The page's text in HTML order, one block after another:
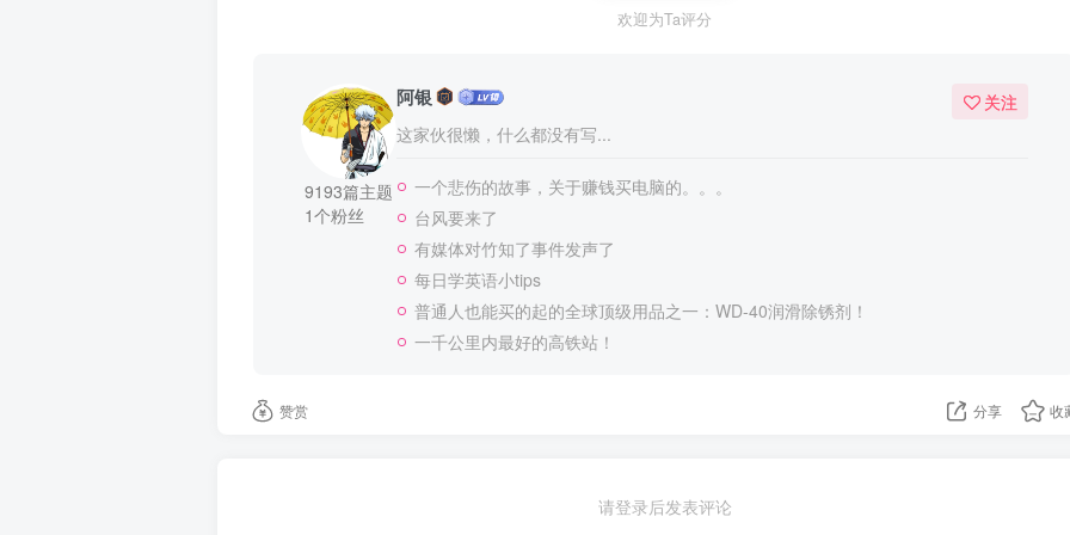
欢迎为Ta评分
9193篇主题
1个粉丝
阿银
这家伙很懒，什么都没有写...
关注
一个悲伤的故事，关于赚钱买电脑的。。。
台风要来了
有媒体对竹知了事件发声了
每日学英语小tips
普通人也能买的起的全球顶级用品之一：WD-40润滑除锈剂！
一千公里内最好的高铁站！
赞赏 分享 收
请登录后发表评论